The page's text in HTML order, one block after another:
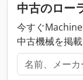
中古のロー
今すぐ
中古機械を掲載